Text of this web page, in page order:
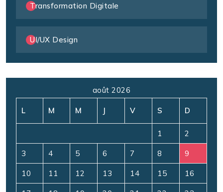
Transformation Digitale
UI/UX Design
août 2026
L M M J V S D
1 2
3 4 5 6 7 8 9
10 11 12 13 14 15 16